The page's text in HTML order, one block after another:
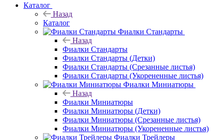
Каталог
Назад
Каталог
Фиалки Стандарты
Назад
Фиалки Стандарты
Фиалки Стандарты (Детки)
Фиалки Стандарты (Срезанные листья)
Фиалки Стандарты (Укорененные листья)
Фиалки Миниатюры
Назад
Фиалки Миниатюры
Фиалки Миниатюры (Детки)
Фиалки Миниатюры (Срезанные листья)
Фиалки Миниатюры (Укорененные листья)
Фиалки Трейлеры